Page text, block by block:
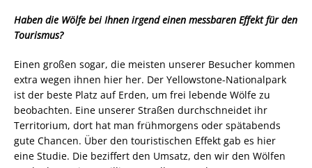
Haben die Wölfe bei Ihnen irgend einen messbaren Effekt für den
Tourismus?
Einen großen sogar, die meisten unserer Besucher kommen
extra wegen ihnen hier her. Der Yellowstone-Nationalpark
ist der beste Platz auf Erden, um frei lebende Wölfe zu
beobachten. Eine unserer Straßen durchschneidet ihr
Territorium, dort hat man frühmorgens oder spätabends
gute Chancen. Über den touristischen Effekt gab es hier
eine Studie. Die beziffert den Umsatz, den wir den Wölfen